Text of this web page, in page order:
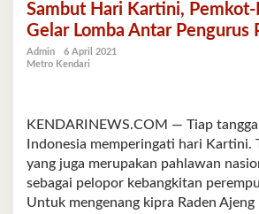
Kartini,
Pemkot-
Kendari
Pengurus
PKK
Sambut Hari Kartini, Pemkot-
Gelar Lomba Antar Pengurus
Admin
6 April 2021
Metro Kendari
KENDARINEWS.COM — Tiap
Indonesia memperingati hari Kartini.
yang juga merupakan pahlawan
sebagai pelopor kebangkitan
Untuk mengenang kipra Raden